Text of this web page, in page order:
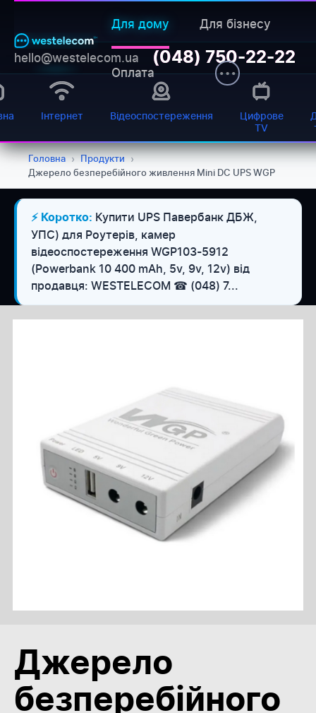
Для дому Для бізнесу
Оплата
hello@westelecom.ua (048) 750-22-22
Інтернет Відеоспостереження
Цифрове
TV
Головна › Продукти ›
Джерело безперебійного живлення Mini DC UPS WGP
⚡ Коротко: Купити UPS Павербанк ДБЖ,
УПС) для Роутерів, камер
відеоспостереження WGP103-5912
(Powerbank 10 400 mAh, 5v, 9v, 12v) від
продавця: WESTELECOM ☎ (048) 7...
Джерело
безперебійного